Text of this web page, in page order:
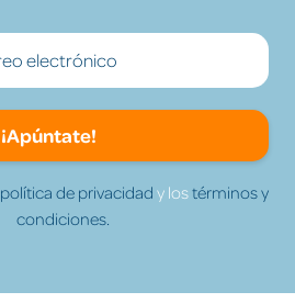
¡Apúntate!
política de privacidad y lostérminos y
condiciones.